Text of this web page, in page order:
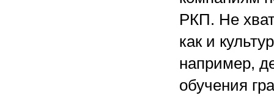
РКП. Не
как и
например,
обучения